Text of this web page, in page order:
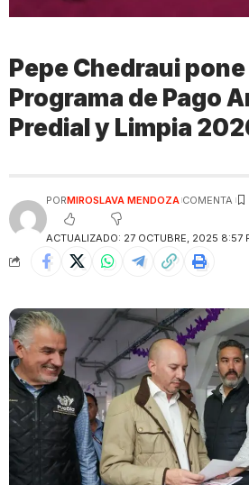
Pepe Chedraui
Programa de Pago
Predial y Limpia
ACTUALIZADO: 27 OCTUBRE, 2025 8:57
PORMIROSLAVA MENDOZA COMENTA